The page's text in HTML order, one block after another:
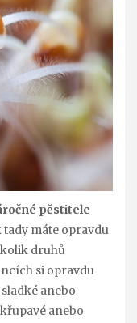
pěstitele
tady máte opravdu
druhů
si opravdu
anebo
anebo